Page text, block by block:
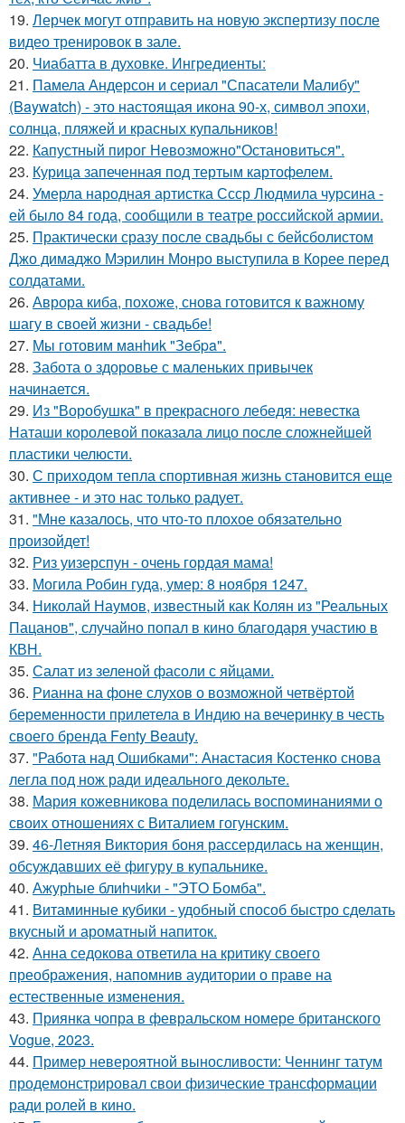
19. Лерчек могут отправить на новую экспертизу после
видео тренировок в зале.
20. Чиабатта в духовке. Ингредиенты:
21. Памела Андерсон и сериал "Спасатели Малибу"
(Baywatch) - это настоящая икона 90-х, символ эпохи,
солнца, пляжей и красных купальников!
22. Капустный пирог Невозможно"Остановиться".
23. Курица запеченная под тертым картофелем.
24. Умерла народная артистка Ссср Людмила чурсина -
ей было 84 года, сообщили в театре российской армии.
25. Практически сразу после свадьбы с бейсболистом
Джо димаджо Мэрилин Монро выступила в Корее перед
солдатами.
26. Аврора киба, похоже, снова готовится к важному
шагу в своей жизни - свадьбе!
27. Мы готовим мaнhиk "Зeбpa".
28. Забота о здоровье с маленьких привычек
начинается.
29. Из "Воробушка" в прекрасного лебедя: невестка
Наташи королевой показала лицо после сложнейшей
пластики челюсти.
30. С приходом тепла спортивная жизнь становится еще
активнее - и это нас только радует.
31. "Мне казалось, что что-то плохое обязательно
произойдет!
32. Риз уизерспун - очень гордая мама!
33. Могила Робин гуда, умер: 8 ноября 1247.
34. Николай Наумов, известный как Колян из "Реальных
Пацанов", случайно попал в кино благодаря участию в
КВН.
35. Салат из зеленой фасоли с яйцами.
36. Рианна на фоне слухов о возможной четвёртой
беременности прилетела в Индию на вечеринку в честь
своего бренда Fenty Beauty.
37. "Работа над Ошибками": Анастасия Костенко снова
легла под нож ради идеального декольте.
38. Мария кожевникова поделилась воспоминаниями о
своих отношениях с Виталием гогунским.
39. 46-Летняя Виктория боня рассердилась на женщин,
обсуждавших её фигуру в купальнике.
40. Ажурhые блиhчиkи - "ЭТO Бомба".
41. Витаминные кубики - удобный способ быстро сделать
вкусный и ароматный напиток.
42. Анна седокова ответила на критику своего
преображения, напомнив аудитории о праве на
естественные изменения.
43. Приянка чопра в февральском номере британского
Vogue, 2023.
44. Пример невероятной выносливости: Ченнинг татум
продемонстрировал свои физические трансформации
ради ролей в кино.